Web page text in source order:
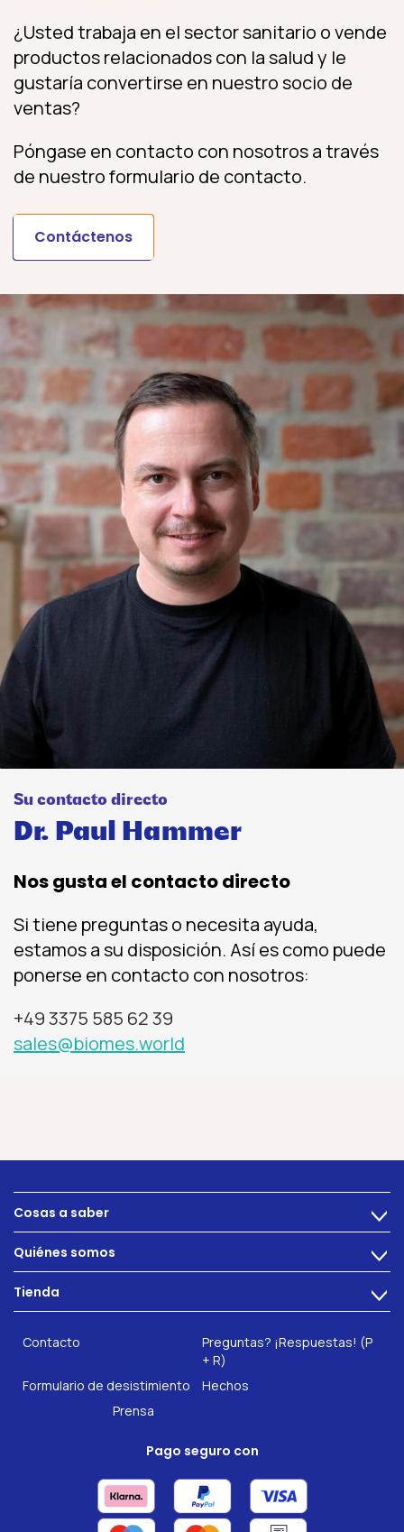
¿Usted trabaja en el sector sanitario o vende
productos relacionados con la salud y le
gustaría convertirse en nuestro socio de
ventas?
Póngase en contacto con nosotros a través
de nuestro formulario de contacto.
Contáctenos
Su contacto directo
Dr. Paul Hammer
Nos gusta el contacto directo
Si tiene preguntas o necesita ayuda,
estamos a su disposición. Así es como puede
ponerse en contacto con nosotros:
+49 3375 585 62 39
sales@biomes.world
Cosas a saber >
Alimentacion
Problemas intestinales
Salud intestinal
Quiénes somos >
Tecnología
Tienda >
INTEST.pro
Nuestros complementos alimenticios
Contacto
Preguntas? ¡Respuestas! (P
+ R)
Formulario de desistimiento
Hechos
Prensa
Pago seguro con